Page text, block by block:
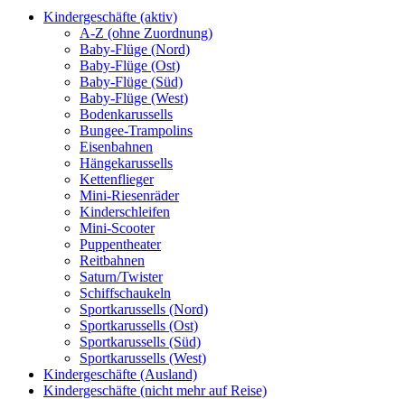
Kindergeschäfte (aktiv)
A-Z (ohne Zuordnung)
Baby-Flüge (Nord)
Baby-Flüge (Ost)
Baby-Flüge (Süd)
Baby-Flüge (West)
Bodenkarussells
Bungee-Trampolins
Eisenbahnen
Hängekarussells
Kettenflieger
Mini-Riesenräder
Kinderschleifen
Mini-Scooter
Puppentheater
Reitbahnen
Saturn/Twister
Schiffschaukeln
Sportkarussells (Nord)
Sportkarussells (Ost)
Sportkarussells (Süd)
Sportkarussells (West)
Kindergeschäfte (Ausland)
Kindergeschäfte (nicht mehr auf Reise)